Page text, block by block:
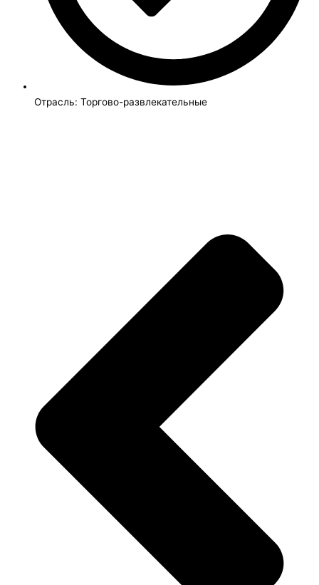
Отрасль: Торгово-развлекательные